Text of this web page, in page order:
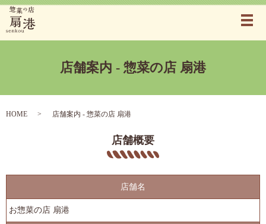
メ
店舗案内 - 惣菜の店 扇港
HOME 店舗案内 - 惣菜の店 扇港
店舗概要
店舗名
お惣菜の店 扇港